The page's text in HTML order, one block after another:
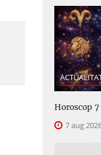
Horoscop
7 aug